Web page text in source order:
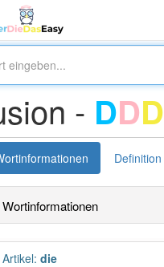
- DDD
Definition
Wortinformationen
Artikel: die